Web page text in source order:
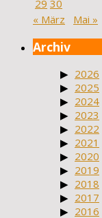
29 30
« März
Mai »
Archiv
2026
2025
2024
2023
2022
2021
2020
2019
2018
2017
2016